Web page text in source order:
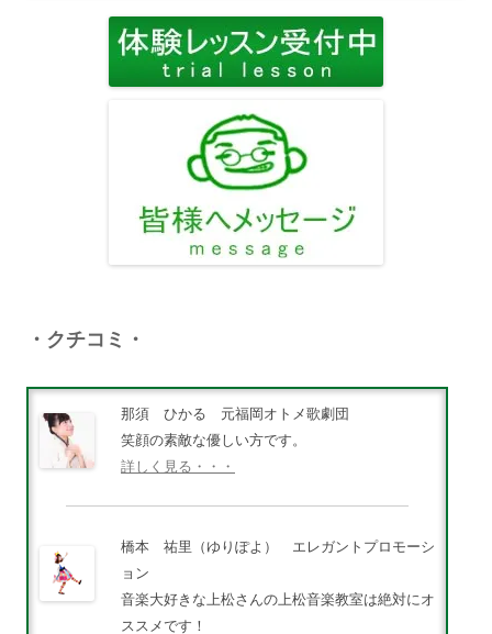
・クチコミ・
那須 ひかる 元福岡オトメ歌劇団
笑顔の素敵な優しい方です。
詳しく見る・・・
橋本 祐里（ゆりぽよ） エレガントプロモーシ
ョン
音楽大好きな上松さんの上松音楽教室は絶対にオ
ススメです！